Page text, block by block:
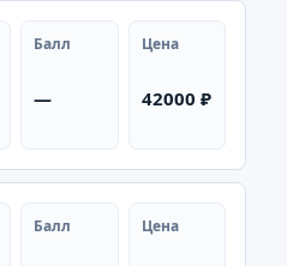
Балл
—
Цена
42000 ₽
Балл Цена